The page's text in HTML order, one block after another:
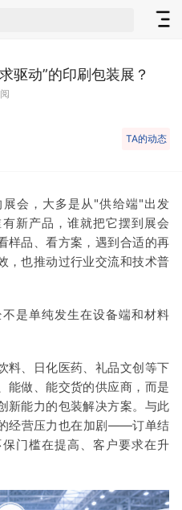
驱动”的印刷包装展？
TA的动态
会，大多是从"供给端"出发
新产品，谁就把它摆到展会
样品、看方案，遇到合适的再
，也推动过行业交流和技术普
是单纯发生在设备端和材料
料、日化医药、礼品文创等下
能做、能交货的供应商，而是
新能力的包装解决方案。与此
经营压力也在加剧——订单结
门槛在提高、客户要求在升